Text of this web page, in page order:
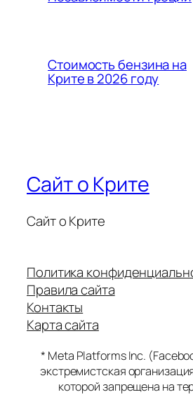
Стоимость бензина на
Крите в 2026 году
Сайт о Крите
Сайт о Крите
Политика
Правила сайта
Контакты
Карта сайта
* Meta Platforms Inc.
экстремистская
которой запрещена на